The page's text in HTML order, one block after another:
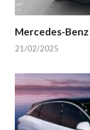
Mercedes-Benz
21/02/2025